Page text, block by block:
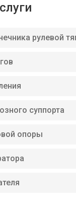
рулевой
суппорта
опоры